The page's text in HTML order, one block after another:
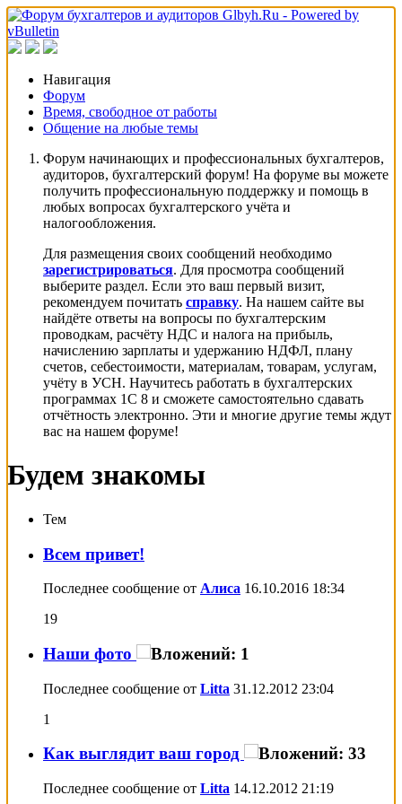
Навигация
Форум
Время, свободное от работы
Общение на любые темы
Форум начинающих и профессиональных бухгалтеров,
аудиторов, бухгалтерский форум! На форуме вы можете
получить профессиональную поддержку и помощь в
любых вопросах бухгалтерского учёта и
налогообложения.
Для размещения своих сообщений необходимо
зарегистрироваться. Для просмотра сообщений
выберите раздел. Если это ваш первый визит,
рекомендуем почитать справку. На нашем сайте вы
найдёте ответы на вопросы по бухгалтерским
проводкам, расчёту НДС и налога на прибыль,
начислению зарплаты и удержанию НДФЛ, плану
счетов, себестоимости, материалам, товарам, услугам,
учёту в УСН. Научитесь работать в бухгалтерских
программах 1С 8 и сможете самостоятельно сдавать
отчётность электронно. Эти и многие другие темы ждут
вас на нашем форуме!
Будем знакомы
Тем
Всем привет!
Последнее сообщение от Алиса 16.10.2016 18:34
19
Наши фото
Последнее сообщение от Litta 31.12.2012 23:04
1
Как выглядит ваш город
Последнее сообщение от Litta 14.12.2012 21:19